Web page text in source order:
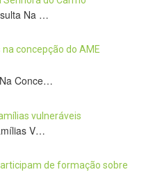
Na …
Conce…
V…